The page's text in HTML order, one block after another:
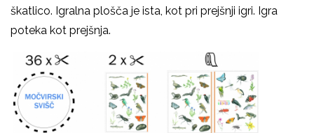
škatlico. Igralna plošča je ista, kot pri prejšnji igri. Igra
poteka kot prejšnja.